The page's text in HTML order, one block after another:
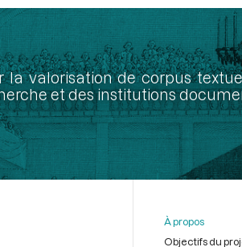
la valorisation de corpus
et des institutions
À propos
Objectifs du